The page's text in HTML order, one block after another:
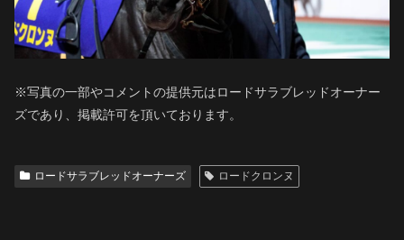
※写真の一部やコメントの提供元はロードサラブレッドオーナー
ズであり、掲載許可を頂いております。
ロードサラブレッドオーナーズ ロードクロンヌ